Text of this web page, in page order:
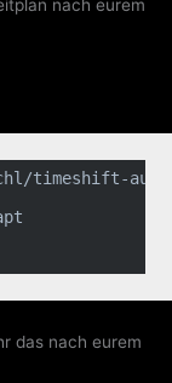
nach eurem
timeshift-
das nach eurem